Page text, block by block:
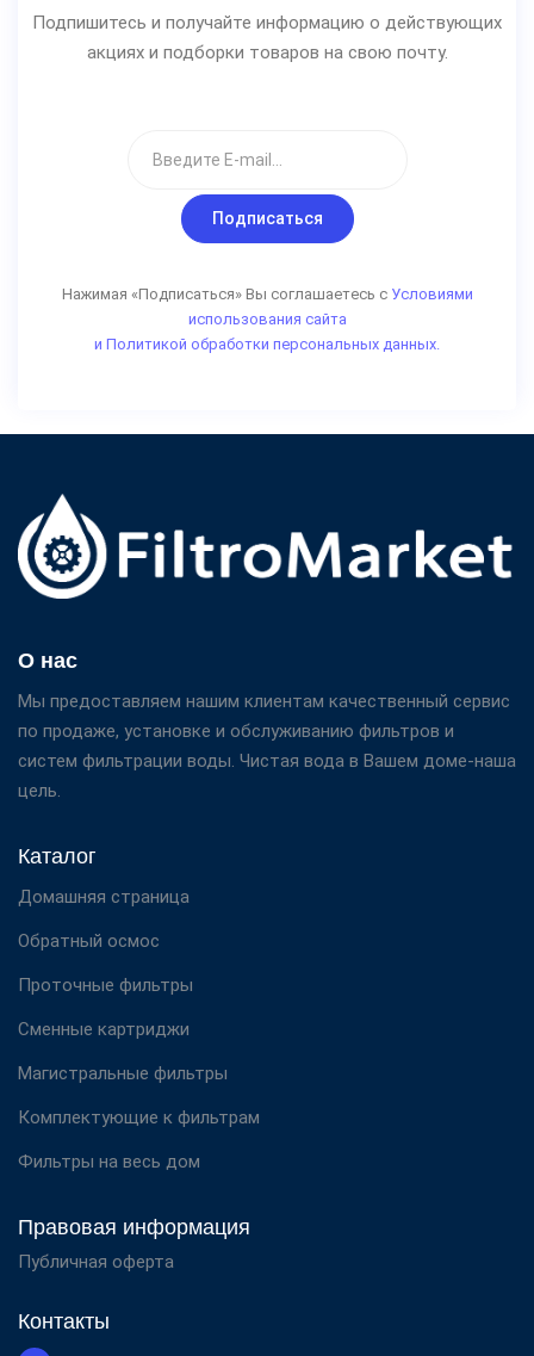
Подпишитесь и получайте информацию о действующих
акциях и подборки товаров на свою почту.
Подписаться
Нажимая «Подписаться» Вы соглашаетесь с Условиями
использования сайта
и Политикой обработки персональных данных.
О нас
Мы предоставляем нашим клиентам качественный сервис
по продаже, установке и обслуживанию фильтров и
систем фильтрации воды. Чистая вода в Вашем доме-наша
цель.
Каталог
Домашняя страница
Обратный осмос
Проточные фильтры
Сменные картриджи
Магистральные фильтры
Комплектующие к фильтрам
Фильтры на весь дом
Правовая информация
Публичная оферта
Контакты